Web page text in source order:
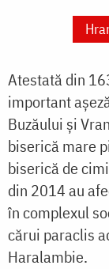
Atestată din
important
Buzăului și
biserică mare
biserică de
din 2014 au
în complexul
cărui paraclis
Haralambie.